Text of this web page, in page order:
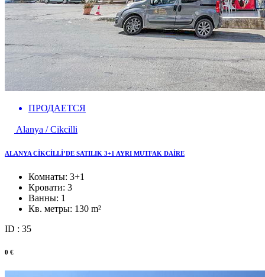
ПРОДАЕТСЯ
Alanya / Cikcilli
ALANYA CİKCİLLİ’DE SATILIK 3+1 AYRI MUTFAK DAİRE
Комнаты: 3+1
Кровати: 3
Ванны: 1
Кв. метры: 130 m²
ID : 35
0 €